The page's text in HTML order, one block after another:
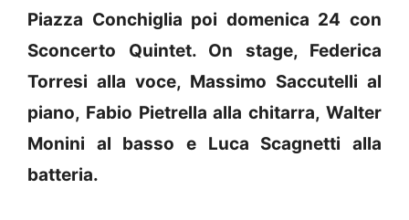
Piazza Conchiglia poi domenica 24 con
Sconcerto Quintet. On stage, Federica
Torresi alla voce, Massimo Saccutelli al
piano, Fabio Pietrella alla chitarra, Walter
Monini al basso e Luca Scagnetti alla
batteria.